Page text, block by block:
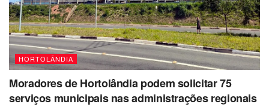
HORTOLÂNDIA
Moradores de Hortolândia podem solicitar 75
serviços municipais nas administrações regionais